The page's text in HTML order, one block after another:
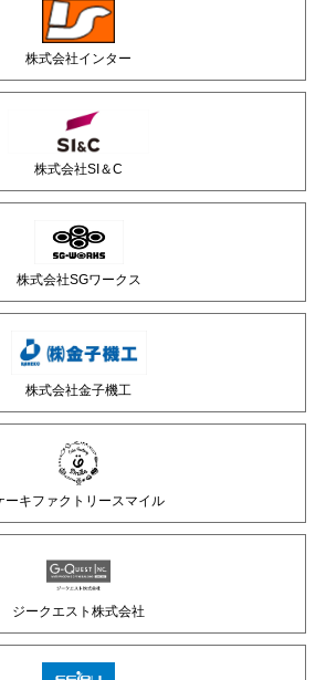
株式会社インター
株式会社SI＆C
株式会社SGワークス
株式会社金子機工
ーキファクトリースマイル
ジークエスト株式会社